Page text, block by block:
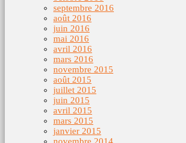
septembre 2016
août 2016
juin 2016
mai 2016
avril 2016
mars 2016
novembre 2015
août 2015
juillet 2015
juin 2015
avril 2015
mars 2015
janvier 2015